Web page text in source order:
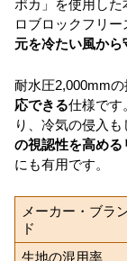
ポカ」を使用し
ロブロックフリー
元を冷たい風から
耐水圧2,000mmの
応できる仕様です
り、冷気の侵入
の視認性を高める
にも有用です。
メーカー・ブラ
ド
生地の混用率